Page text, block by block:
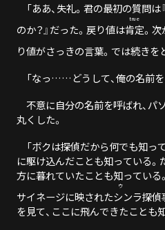
「ああ、失礼。君の最初の質問
のか？』だった。戻り値は肯定
true
。次
り値がさっきの言葉。では続きを
「なっ……どうして、俺の名前を
不意に自分の名前を呼ばれ、
丸くした。
「ボクは探偵だから何でも知っ
に駆け込んだことも知っている
方に暮れていたことも知ってい
サイネージに映されたシンラ探偵
ウ
を見て、ここに飛んできたことも